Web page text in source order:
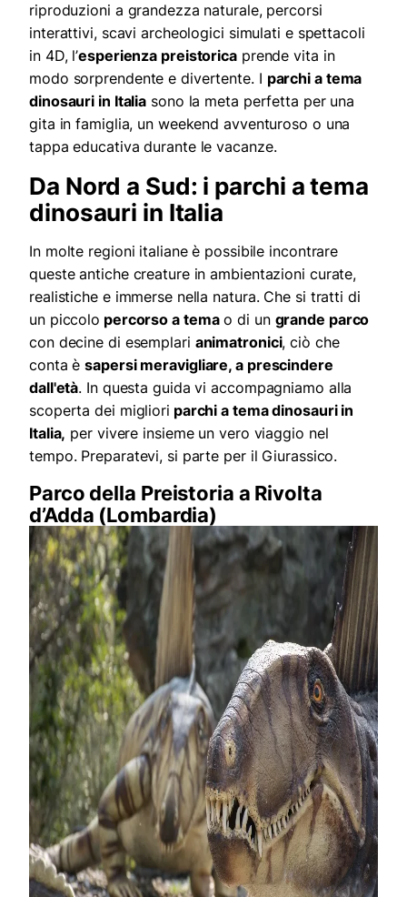
riproduzioni a grandezza naturale, percorsi
interattivi, scavi archeologici simulati e spettacoli
in 4D, l’esperienza preistoricaprende vita in
modo sorprendente e divertente. I parchi a tema
dinosauri in Italia sono la meta perfetta per una
gita in famiglia, un weekend avventuroso o una
tappa educativa durante le vacanze.
Da Nord a Sud: i parchi a tema
dinosauri in Italia
In molte regioni italiane è possibile incontrare
queste antiche creature in ambientazioni curate,
realistiche e immerse nella natura. Che si tratti di
un piccolo percorso a temao di un grande parco
con decine di esemplari animatronici, ciò che
conta èsapersi meravigliare, a prescindere
dall'età. In questa guida vi accompagniamo alla
scoperta dei migliori parchi a tema dinosauri in
Italia, per vivere insieme un vero viaggio nel
tempo. Preparatevi, si parte per il Giurassico.
Parco della Preistoria a Rivolta
d’Adda (Lombardia)